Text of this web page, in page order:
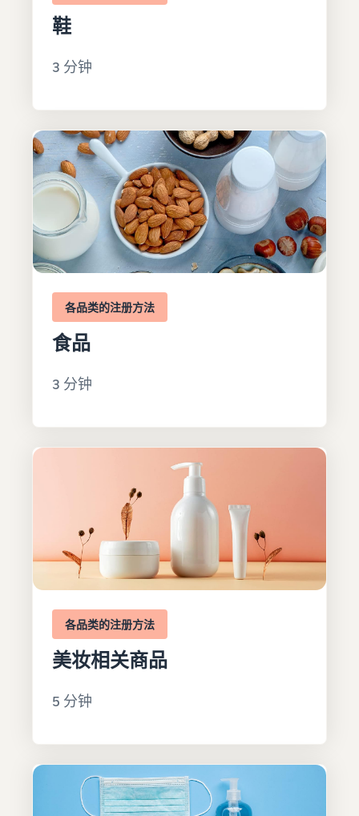
鞋
3 分钟
各品类的注册方法
食品
3 分钟
各品类的注册方法
美妆相关商品
5 分钟